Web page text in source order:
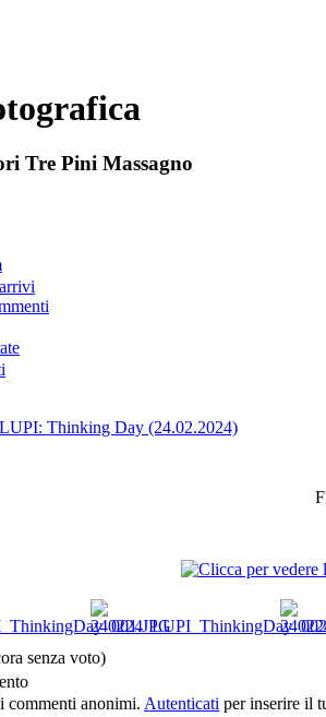
Tre Pini Massagno
LUPI: Thinking Day (24.02.2024)
senza voto)
commenti anonimi. Autenticati per inserire il